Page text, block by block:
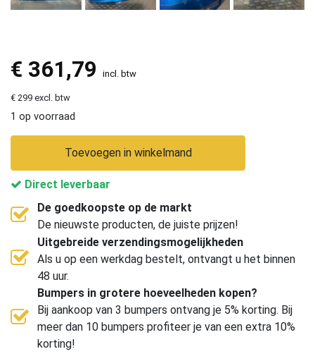
€ 361,79 incl. btw
€ 299 excl. btw
1 op voorraad
Toevoegen in winkelmand
Direct leverbaar
De goedkoopste op de markt
De nieuwste producten, de juiste prijzen!
Uitgebreide verzendingsmogelijkheden
Als u op een werkdag bestelt, ontvangt u het binnen
48 uur.
Bumpers in grotere hoeveelheden kopen?
Bij aankoop van 3 bumpers ontvang je 5% korting. Bij
meer dan 10 bumpers profiteer je van een extra 10%
korting!